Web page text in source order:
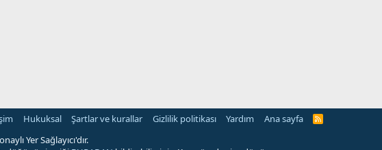
Hukuksal Şartlar ve kurallar Gizlilik politikası Yardım Ana sayfa
R
Yer Sağlayıcı'dır.